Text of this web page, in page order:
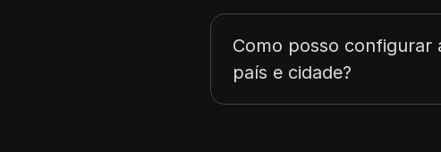
Como posso configurar
país e cidade?